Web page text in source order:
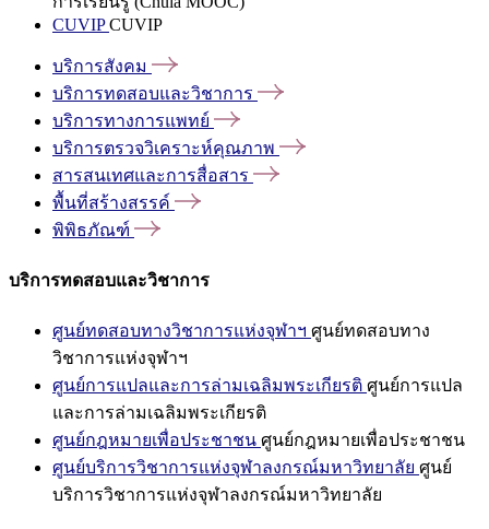
CUVIPCUVIP
บริการสังคม
บริการทดสอบและวิชาการ
บริการทางการแพทย์
บริการตรวจวิเคราะห์คุณภาพ
สารสนเทศและการสื่อสาร
พื้นที่สร้างสรรค์
พิพิธภัณฑ์
บริการทดสอบและวิชาการ
ศูนย์ทดสอบทางวิชาการแห่งจุฬาฯ ศูนย์ทดสอบทาง
วิชาการแห่งจุฬาฯ
ศูนย์การแปลและการล่ามเฉลิมพระเกียรติ ศูนย์การแปล
และการล่ามเฉลิมพระเกียรติ
ศูนย์กฎหมายเพื่อประชาชน ศูนย์กฎหมายเพื่อประชาชน
ศูนย์บริการวิชาการแห่งจุฬาลงกรณ์มหาวิทยาลัย ศูนย์
บริการวิชาการแห่งจุฬาลงกรณ์มหาวิทยาลัย